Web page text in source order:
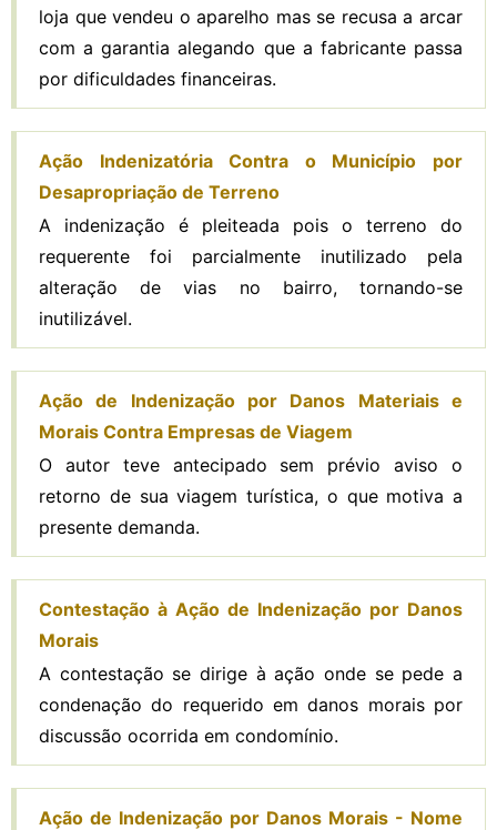
loja que vendeu o aparelho mas se recusa a arcar
com a garantia alegando que a fabricante passa
por dificuldades financeiras.
Ação Indenizatória Contra o Município por
Desapropriação de Terreno
A indenização é pleiteada pois o terreno do
requerente foi parcialmente inutilizado pela
alteração de vias no bairro, tornando-se
inutilizável.
Ação de Indenização por Danos Materiais e
Morais Contra Empresas de Viagem
O autor teve antecipado sem prévio aviso o
retorno de sua viagem turística, o que motiva a
presente demanda.
Contestação à Ação de Indenização por Danos
Morais
A contestação se dirige à ação onde se pede a
condenação do requerido em danos morais por
discussão ocorrida em condomínio.
Ação de Indenização por Danos Morais - Nome